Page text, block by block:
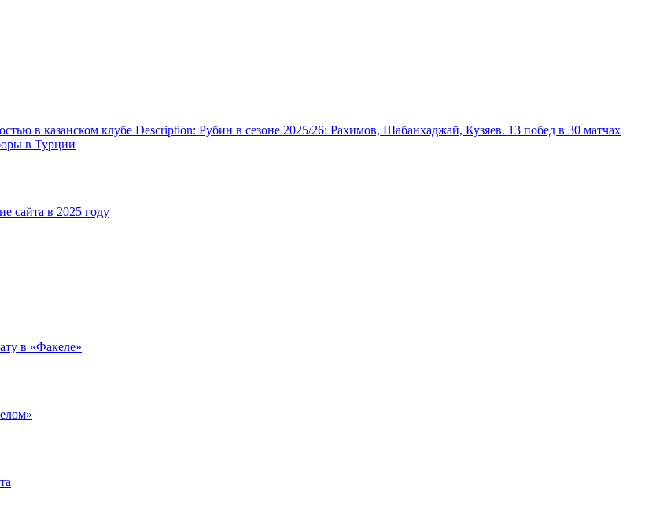
в казанском клубе Description: Рубин в сезоне 2025/26: Рахимов, Шабанхаджай, Кузяев. 13 побед в 30 матчах
в Турции
сайта в 2025 году
в «Факеле»